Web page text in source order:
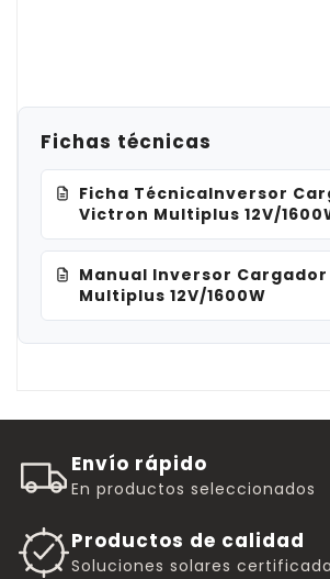
Fichas técnicas
Ficha TécnicaInversor
Victron Multiplus 12V/
Manual Inversor
Multiplus 12V/1600W
Envío rápido
En productos seleccionados
Productos de calidad
Soluciones solares